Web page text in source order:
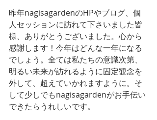
昨年nagisagardenのHPやブログ、個
人セッションに訪れて下さいました皆
様、ありがとうございました。心から
感謝します！今年はどんな一年になる
でしょう。全ては私たちの意識次第、
明るい未来が訪れるように固定観念を
外して、超えていかれますように。そ
して少しでもnagisagardenがお手伝い
できたらうれしいです。